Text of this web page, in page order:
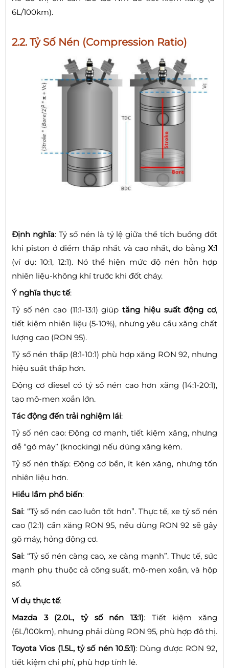
6L/100km).
2.2. Tỷ Số Nén (Compression Ratio)
Định nghĩa: Tỷ số nén là tỷ lệ giữa thể tích buồng đốt
khi piston ở điểm thấp nhất và cao nhất, đo bằng X:1
(ví dụ: 10:1, 12:1). Nó thể hiện mức độ nén hỗn hợp
nhiên liệu-không khí trước khi đốt cháy.
Ý nghĩa thực tế:
Tỷ số nén cao (11:1-13:1) giúptăng hiệu suất động cơ,
tiết kiệm nhiên liệu (5-10%), nhưng yêu cầu xăng chất
lượng cao (RON 95).
Tỷ số nén thấp (8:1-10:1) phù hợp xăng RON 92, nhưng
hiệu suất thấp hơn.
Động cơ diesel có tỷ số nén cao hơn xăng (14:1-20:1),
tạo mô-men xoắn lớn.
Tác động đến trải nghiệm lái:
Tỷ số nén cao: Động cơ mạnh, tiết kiệm xăng, nhưng
dễ “gõ máy” (knocking) nếu dùng xăng kém.
Tỷ số nén thấp: Động cơ bền, ít kén xăng, nhưng tốn
nhiên liệu hơn.
Hiểu lầm phổ biến:
Sai: “Tỷ số nén cao luôn tốt hơn”. Thực tế, xe tỷ số nén
cao (12:1) cần xăng RON 95, nếu dùng RON 92 sẽ gây
gõ máy, hỏng động cơ.
Sai: “Tỷ số nén càng cao, xe càng mạnh”. Thực tế, sức
mạnh phụ thuộc cả công suất, mô-men xoắn, và hộp
số.
Ví dụ thực tế:
Mazda 3 (2.0L, tỷ số nén 13:1): Tiết kiệm xăng
(6L/100km), nhưng phải dùng RON 95, phù hợp đô thị.
Toyota Vios (1.5L, tỷ số nén 10.5:1): Dùng được RON 92,
tiết kiệm chi phí, phù hợp tỉnh lẻ.